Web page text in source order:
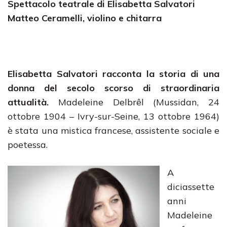
Spettacolo teatrale di Elisabetta Salvatori
Matteo Ceramelli, violino e chitarra
Elisabetta Salvatori racconta la storia di una
donna del secolo scorso di straordinaria
attualità. Madeleine Delbrêl (Mussidan, 24
ottobre 1904 – Ivry-sur-Seine, 13 ottobre 1964)
è stata una mistica francese, assistente sociale e
poetessa.
A
diciassette
anni
Madeleine